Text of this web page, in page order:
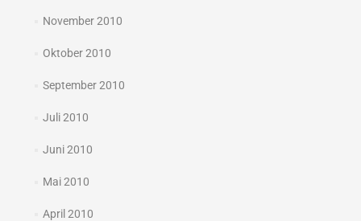
November 2010
Oktober 2010
September 2010
Juli 2010
Juni 2010
Mai 2010
April 2010